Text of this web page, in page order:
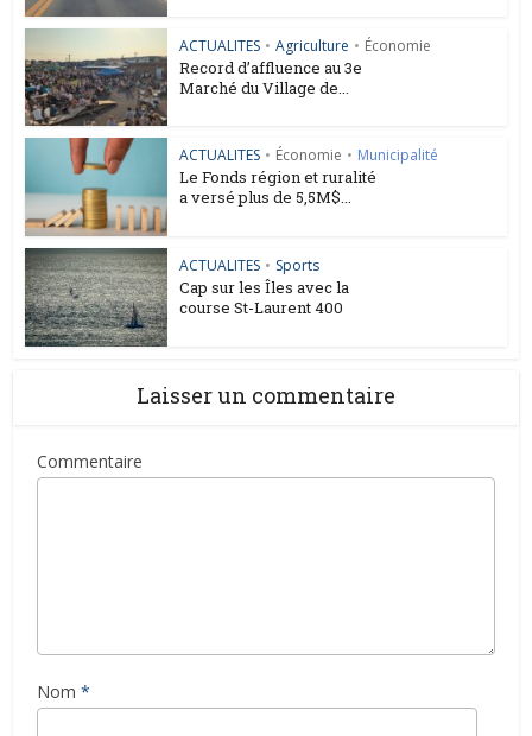
ACTUALITES • Agriculture • Économie
Record d’affluence au 3e
Marché du Village de...
ACTUALITES • Économie • Municipalité
Le Fonds région et ruralité
a versé plus de 5,5M$...
ACTUALITES • Sports
Cap sur les Îles avec la
course St-Laurent 400
Laisser un commentaire
Commentaire
Nom *